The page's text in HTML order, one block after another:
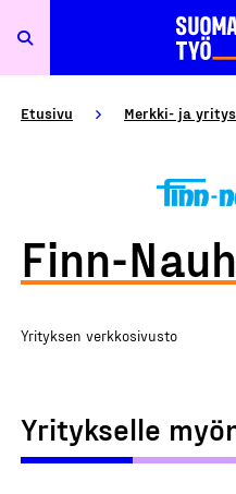
Etusivu Merkki- ja
Finn-
Yrityksen verkkosivusto
Yritykselle